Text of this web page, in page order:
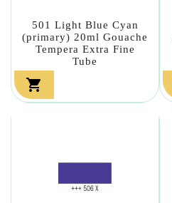
501 Light Blue Cyan
(primary) 20ml Gouache
Tempera Extra Fine
Tube
